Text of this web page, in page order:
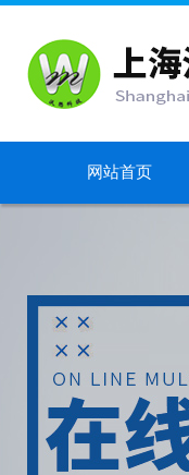
网站首页